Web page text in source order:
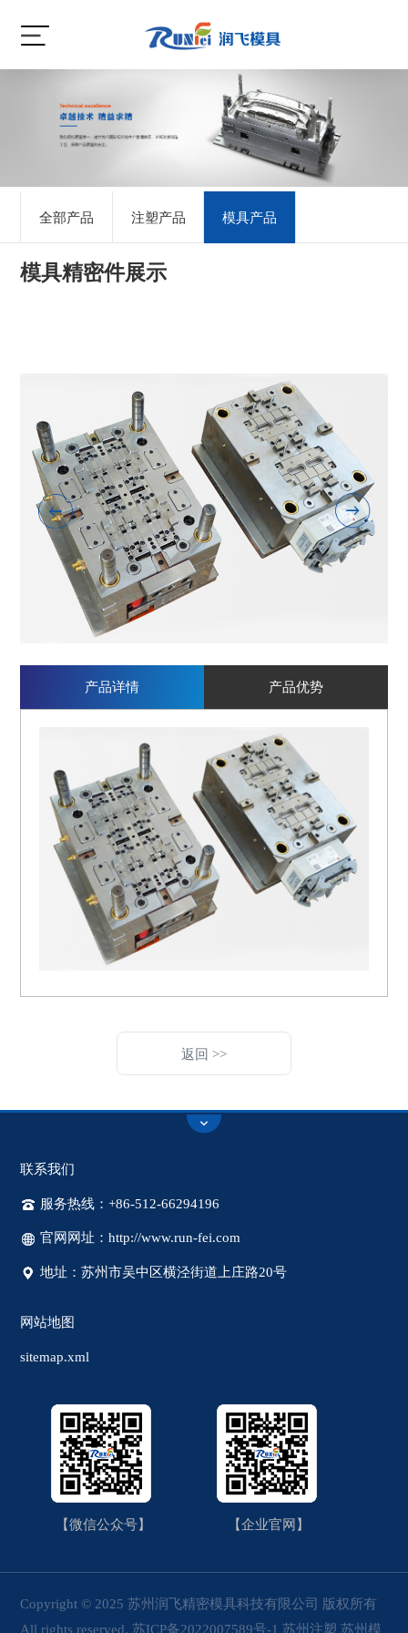
全部产品 注塑产品 模具产品
模具精密件展示
产品详情 产品优势
返回 >>
联系我们
服务热线：+86-512-66294196
官网网址：http://www.run-fei.com
地址：苏州市吴中区横泾街道上庄路20号
网站地图
sitemap.xml
【微信公众号】 【企业官网】
Copyright © 2025 苏州润飞精密模具科技有限公司 版权所有
All rights reserved.苏ICP备2022007589号-1 苏州注塑 苏州模